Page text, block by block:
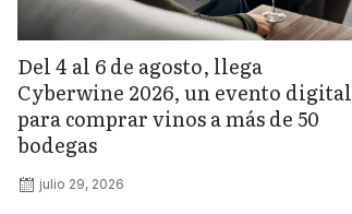
Del 4 al 6 de agosto, llega
Cyberwine 2026, un evento digital
para comprar vinos a más de 50
bodegas
julio 29, 2026